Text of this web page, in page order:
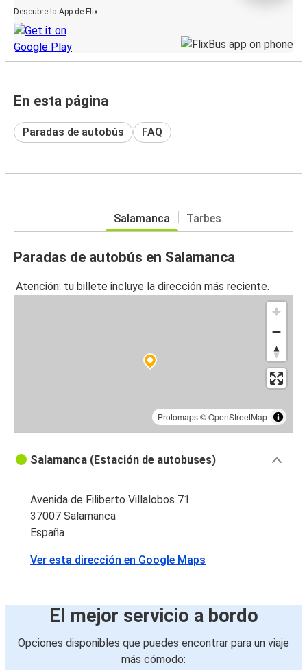
Descubre la App de Flix
En esta página
Paradas de autobús FAQ
Salamanca Tarbes
Paradas de autobús en Salamanca
Atención: tu billete incluye la dirección más reciente.
Protomaps©OpenStreetMap
Salamanca (Estación de autobuses)
Avenida de Filiberto Villalobos 71
37007 Salamanca
España
Ver esta dirección en Google Maps
El mejor servicio a bordo
Opciones disponibles que puedes encontrar para un viaje
más cómodo: